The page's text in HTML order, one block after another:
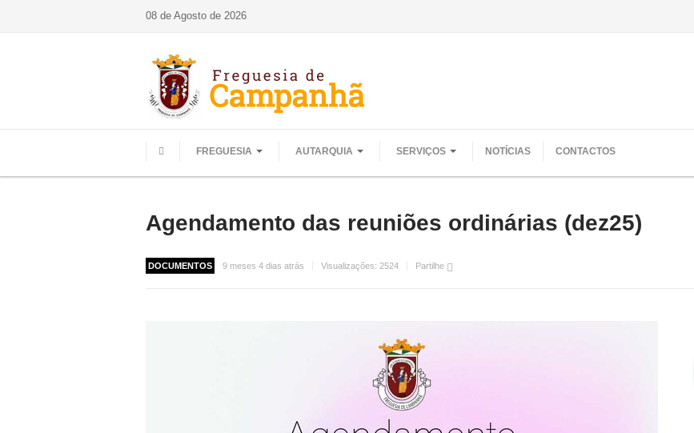
08 de Agosto de 2026
FREGUESIA AUTARQUIA SERVIÇOS NOTÍCIAS CONTACTOS
Agendamento das reuniões ordinárias (dez25)
DOCUMENTOS 9 meses 4 dias atrás Visualizações: 2524 Partilhe